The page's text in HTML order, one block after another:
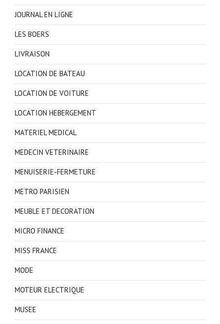
JOURNAL EN LIGNE
LES BOERS
LIVRAISON
LOCATION DE BATEAU
LOCATION DE VOITURE
LOCATION HEBERGEMENT
MATERIEL MEDICAL
MEDECIN VETERINAIRE
MENUISERIE-FERMETURE
METRO PARISIEN
MEUBLE ET DECORATION
MICRO FINANCE
MISS FRANCE
MODE
MOTEUR ELECTRIQUE
MUSEE